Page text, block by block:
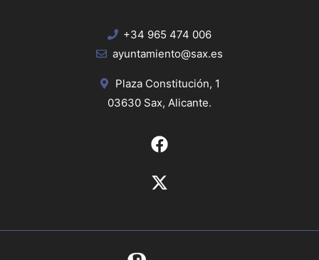
+34 965 474 006
ayuntamiento@sax.es
Plaza Constitución, 1
03630 Sax, Alicante.